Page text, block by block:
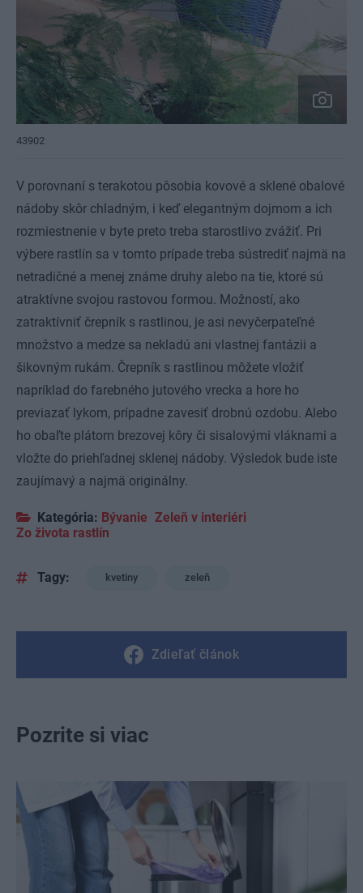
43902
V porovnaní s terakotou pôsobia kovové a sklené obalové
nádoby skôr chladným, i keď elegantným dojmom a ich
rozmiestnenie v byte preto treba starostlivo zvážiť. Pri
výbere rastlín sa v tomto prípade treba sústrediť najmä na
netradičné a menej známe druhy alebo na tie, ktoré sú
atraktívne svojou rastovou formou. Možností, ako
zatraktívniť črepník s rastlinou, je asi nevyčerpateľné
množstvo a medze sa nekladú ani vlastnej fantázii a
šikovným rukám. Črepník s rastlinou môžete vložiť
napríklad do farebného jutového vrecka a hore ho
previazať lykom, prípadne zavesiť drobnú ozdobu. Alebo
ho obaľte plátom brezovej kôry či sisalovými vláknami a
vložte do priehľadnej sklenej nádoby. Výsledok bude iste
zaujímavý a najmä originálny.
Kategória: Bývanie Zeleň v interiéri
Zo života rastlín
Tagy: kvetiny zeleň
Zdieľať článok
Pozrite si viac